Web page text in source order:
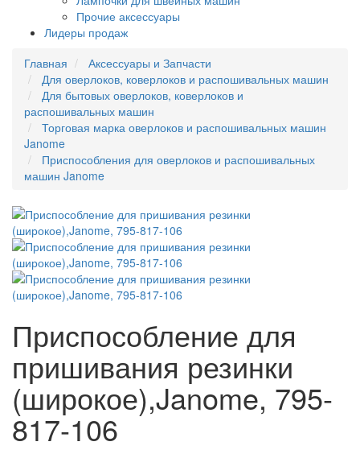
Прочие аксессуары
Лидеры продаж
Главная
Аксессуары и Запчасти
Для оверлоков, коверлоков и распошивальных машин
Для бытовых оверлоков, коверлоков и
распошивальных машин
Торговая марка оверлоков и распошивальных машин
Janome
Приспособления для оверлоков и распошивальных
машин Janome
Приспособление для
пришивания резинки
(широкое),Janome, 795-
817-106